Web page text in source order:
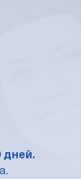
дней.